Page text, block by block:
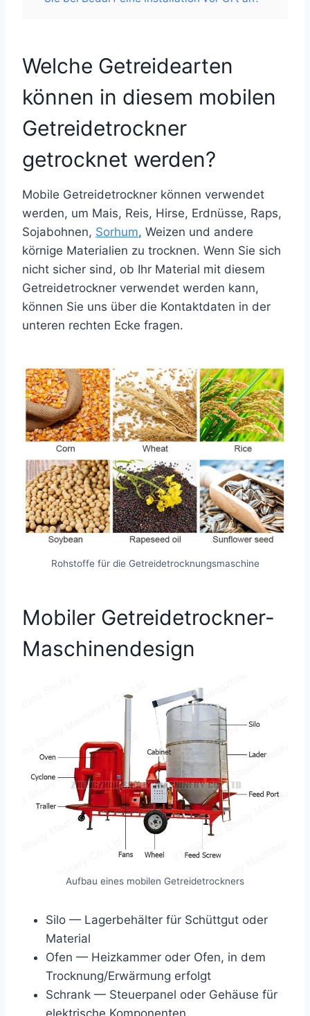
Welche Getreidearten
können in diesem mobilen
Getreidetrockner
getrocknet werden?
Mobile Getreidetrockner können verwendet
werden, um Mais, Reis, Hirse, Erdnüsse, Raps,
Sojabohnen, Sorhum, Weizen und andere
körnige Materialien zu trocknen. Wenn Sie sich
nicht sicher sind, ob Ihr Material mit diesem
Getreidetrockner verwendet werden kann,
können Sie uns über die Kontaktdaten in der
unteren rechten Ecke fragen.
Rohstoffe für die Getreidetrocknungsmaschine
Mobiler Getreidetrockner-
Maschinendesign
Aufbau eines mobilen Getreidetrockners
Silo — Lagerbehälter für Schüttgut oder
Material
Ofen — Heizkammer oder Ofen, in dem
Trocknung/Erwärmung erfolgt
Schrank — Steuerpanel oder Gehäuse für
elektrische Komponenten